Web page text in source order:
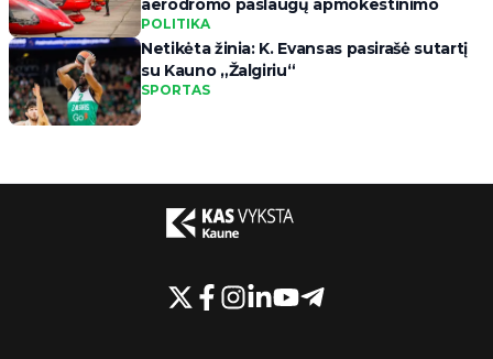
aerodromo paslaugų apmokestinimo
POLITIKA
Netikėta žinia: K. Evansas pasirašė sutartį
su Kauno „Žalgiriu“
SPORTAS